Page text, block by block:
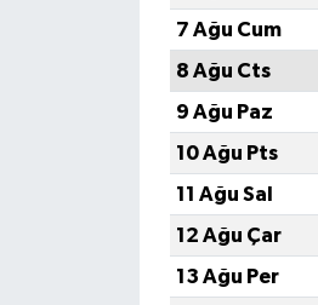
7 Ağu Cum
8 Ağu Cts
9 Ağu Paz
10 Ağu Pts
11 Ağu Sal
12 Ağu Çar
13 Ağu Per